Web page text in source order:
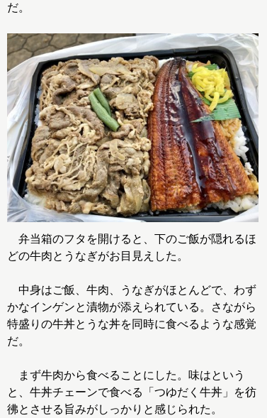
だ。
弁当箱のフタを開けると、下のご飯が隠れるほ
どの牛肉とうなぎがお目見えした。
中身はご飯、牛肉、うなぎがほとんどで、わず
かなインゲンと漬物が添えられている。さながら
特盛りの牛丼とうな丼を同時に食べるような感覚
だ。
まず牛肉から食べることにした。味はという
と、牛丼チェーンで食べる「つゆだく牛丼」を彷
彿とさせる旨みがしっかりと感じられた。